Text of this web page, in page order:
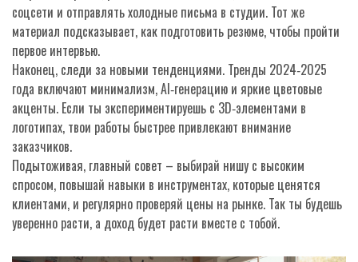
соцсети и отправлять холодные письма в студии. Тот же
материал подсказывает, как подготовить резюме, чтобы пройти
первое интервью.
Наконец, следи за новыми тенденциями. Тренды 2024‑2025
года включают минимализм, AI‑генерацию и яркие цветовые
акценты. Если ты экспериментируешь с 3D‑элементами в
логотипах, твои работы быстрее привлекают внимание
заказчиков.
Подытоживая, главный совет – выбирай нишу с высоким
спросом, повышай навыки в инструментах, которые ценятся
клиентами, и регулярно проверяй цены на рынке. Так ты будешь
уверенно расти, а доход будет расти вместе с тобой.